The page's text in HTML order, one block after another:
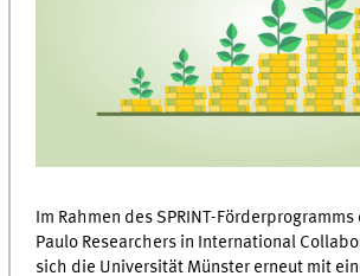
Im Rahmen des SPRINT-Förderprogramms
Paulo Researchers in International
sich die Universität Münster erneut mit